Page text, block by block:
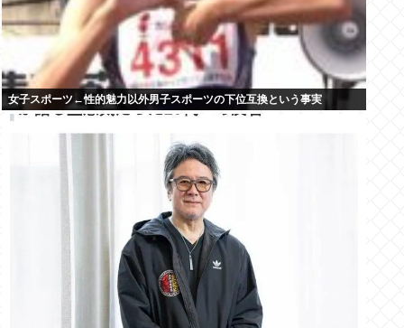
女子スポーツ←性的魅力以外男子スポーツの下位互換という事実